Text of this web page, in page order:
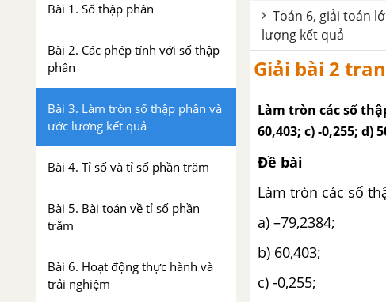
Bài 1. Số thập phân
Bài 2. Các phép tính với số thập
phân
Bài 3. Làm tròn số thập phân và
ước lượng kết quả
Bài 4. Tỉ số và tỉ số phần trăm
Bài 5. Bài toán về tỉ số phần
trăm
Bài 6. Hoạt động thực hành và
trải nghiệm
Toán 6, giải toán
lượng kết quả
Giải bài 2
Làm tròn các số
60,403; c) -0,255; d)
Đề bài
Làm tròn các số
a) –79,2384;
b) 60,403;
c) -0,255;